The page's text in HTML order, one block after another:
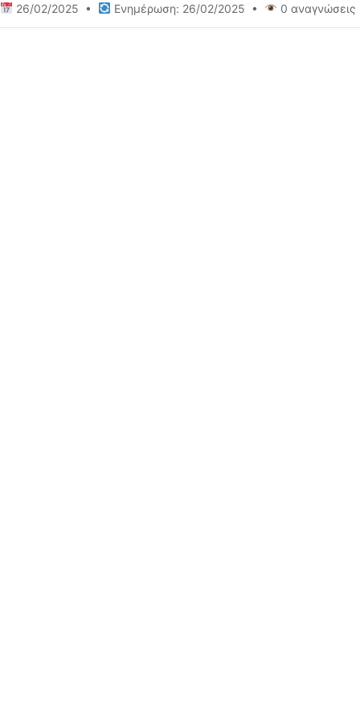
26/02/2025 • Ενημέρωση: 26/02/2025 • 0 αναγνώσεις